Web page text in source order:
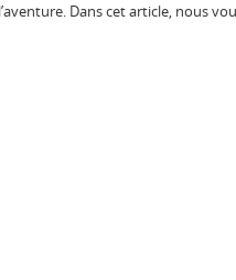
Dans cet article, nous